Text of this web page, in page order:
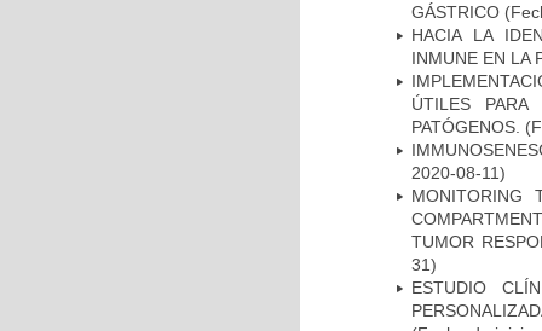
GÁSTRICO
HACIA LA
INMUNE EN LA
ÚTILES
PATÓGENOS.
2020-08-11)
MONITORING
TUMOR
31)
ESTUDIO